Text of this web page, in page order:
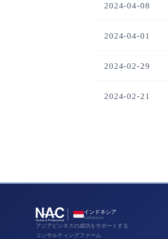
2024-04-08
2024-04-01
2024-02-29
2024-02-21
インドネシア
Indonesia
アジアビジネスの成功をサポートする
コンサルティングファーム